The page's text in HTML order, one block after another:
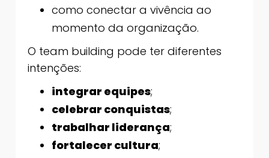
como conectar a vivência ao
momento da organização.
O team building pode ter diferentes
intenções:
integrar equipes;
celebrar conquistas;
trabalhar liderança;
fortalecer cultura;